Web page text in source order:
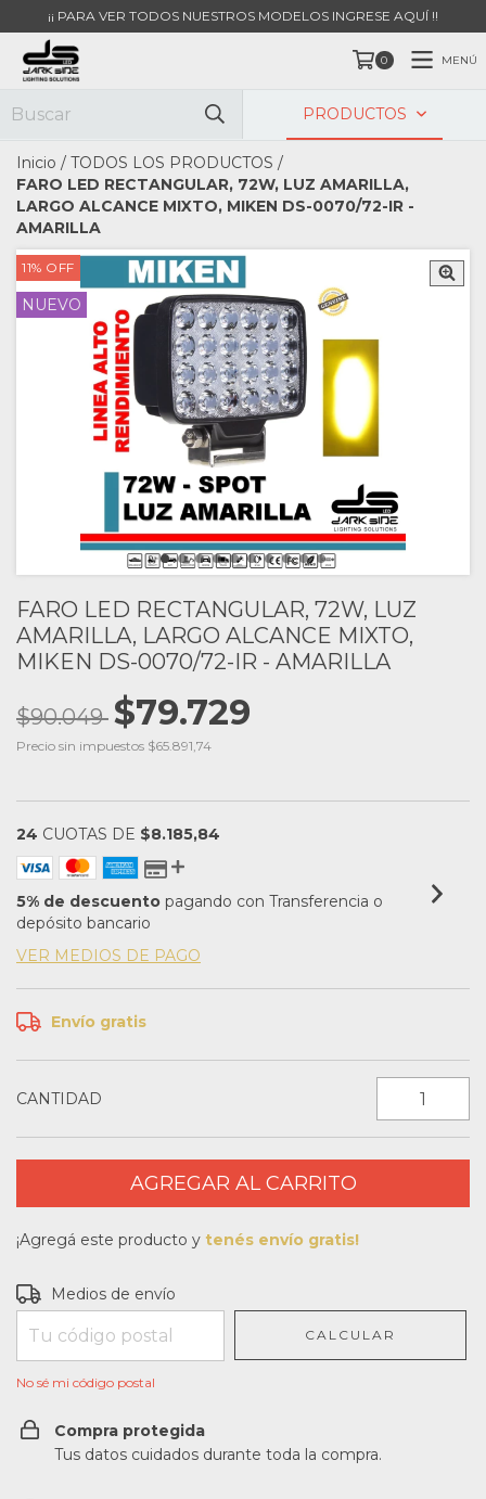
¡¡ PARA VER TODOS NUESTROS MODELOS INGRESE AQUÍ !!
0 MENÚ
PRODUCTOS
Inicio / TODOS LOS PRODUCTOS /
FARO LED RECTANGULAR, 72W, LUZ AMARILLA,
LARGO ALCANCE MIXTO, MIKEN DS-0070/72-IR -
AMARILLA
11% OFF
NUEVO
FARO LED RECTANGULAR, 72W, LUZ
AMARILLA, LARGO ALCANCE MIXTO,
MIKEN DS-0070/72-IR - AMARILLA
$90.049 $79.729
Precio sin impuestos $65.891,74
24 CUOTAS DE $8.185,84
5% de descuento pagando con Transferencia o
depósito bancario
VER MEDIOS DE PAGO
Envío gratis
CANTIDAD
¡Agregá este producto y tenés envío gratis!
Entregas para el CP:
Medios de envío
CALCULAR
No sé mi código postal
Compra protegida
Tus datos cuidados durante toda la compra.